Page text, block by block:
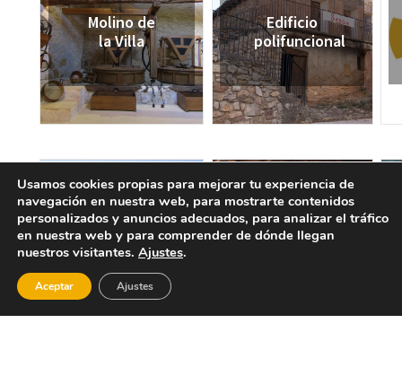
Molino de
la Villa
Edificio
polifuncional
Iglesia
arciprestal
y San
Pablo
Cubo de
José el
Usamos cookies propias para mejorar tu experiencia de
navegación en nuestra web, para mostrarte contenidos
personalizados y anuncios adecuados, para analizar el tráfico
en nuestra web y para comprender de dónde llegan
nuestros visitantes. Ajustes.
Aceptar Ajustes